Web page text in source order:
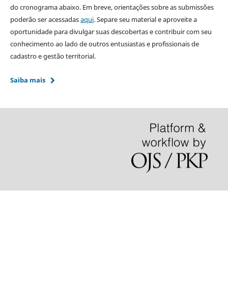
do cronograma abaixo. Em breve, orientações sobre as submissões
poderão ser acessadasaqui. Separe seu material e aproveite a
oportunidade para divulgar suas descobertas e contribuir com seu
conhecimento ao lado de outros entusiastas e profissionais de
cadastro e gestão territorial.
Saiba mais